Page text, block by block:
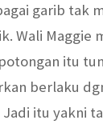
garib tak
Wali Maggie
itu
berlaku
Jadi itu yakni